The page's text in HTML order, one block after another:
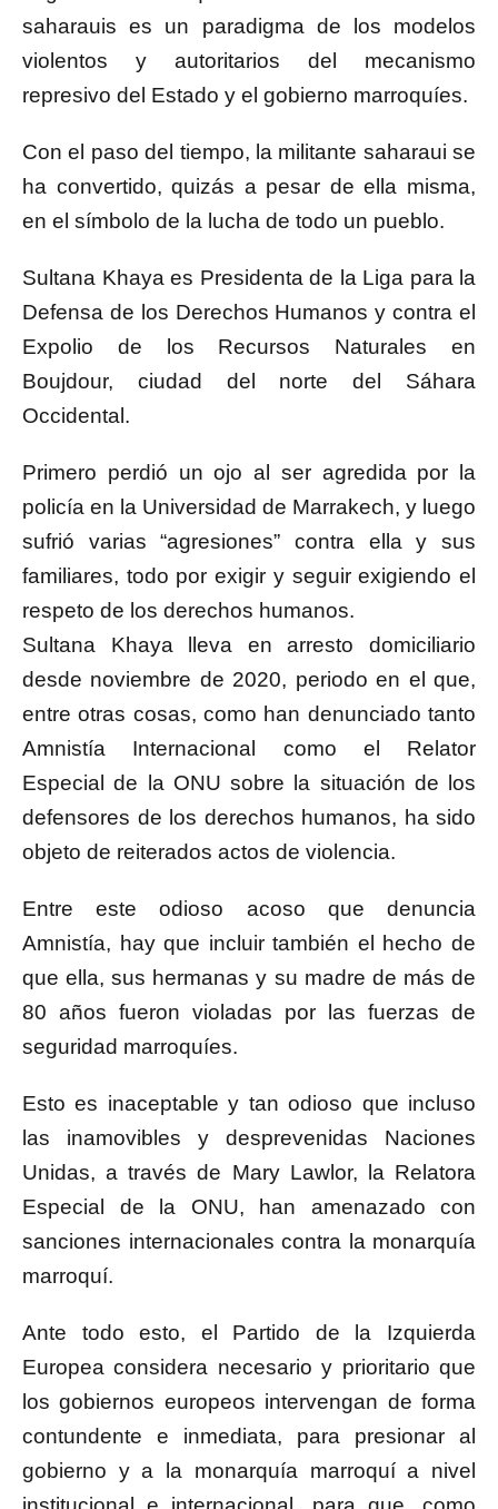
saharauis es un paradigma de los modelos
violentos y autoritarios del mecanismo
represivo del Estado y el gobierno marroquíes.
Con el paso del tiempo, la militante saharaui se
ha convertido, quizás a pesar de ella misma,
en el símbolo de la lucha de todo un pueblo.
Sultana Khaya es Presidenta de la Liga para la
Defensa de los Derechos Humanos y contra el
Expolio de los Recursos Naturales en
Boujdour, ciudad del norte del Sáhara
Occidental.
Primero perdió un ojo al ser agredida por la
policía en la Universidad de Marrakech, y luego
sufrió varias “agresiones” contra ella y sus
familiares, todo por exigir y seguir exigiendo el
respeto de los derechos humanos.
Sultana Khaya lleva en arresto domiciliario
desde noviembre de 2020, periodo en el que,
entre otras cosas, como han denunciado tanto
Amnistía Internacional como el Relator
Especial de la ONU sobre la situación de los
defensores de los derechos humanos, ha sido
objeto de reiterados actos de violencia.
Entre este odioso acoso que denuncia
Amnistía, hay que incluir también el hecho de
que ella, sus hermanas y su madre de más de
80 años fueron violadas por las fuerzas de
seguridad marroquíes.
Esto es inaceptable y tan odioso que incluso
las inamovibles y desprevenidas Naciones
Unidas, a través de Mary Lawlor, la Relatora
Especial de la ONU, han amenazado con
sanciones internacionales contra la monarquía
marroquí.
Ante todo esto, el Partido de la Izquierda
Europea considera necesario y prioritario que
los gobiernos europeos intervengan de forma
contundente e inmediata, para presionar al
gobierno y a la monarquía marroquí a nivel